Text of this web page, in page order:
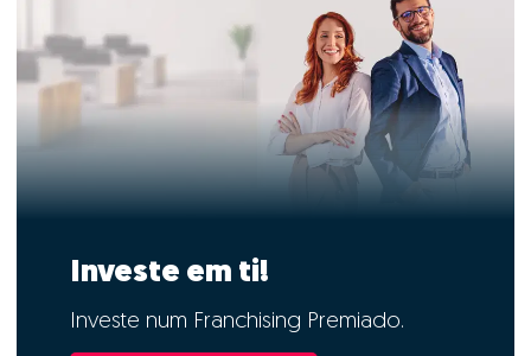
Investe em ti!
Investe num Franchising Premiado.